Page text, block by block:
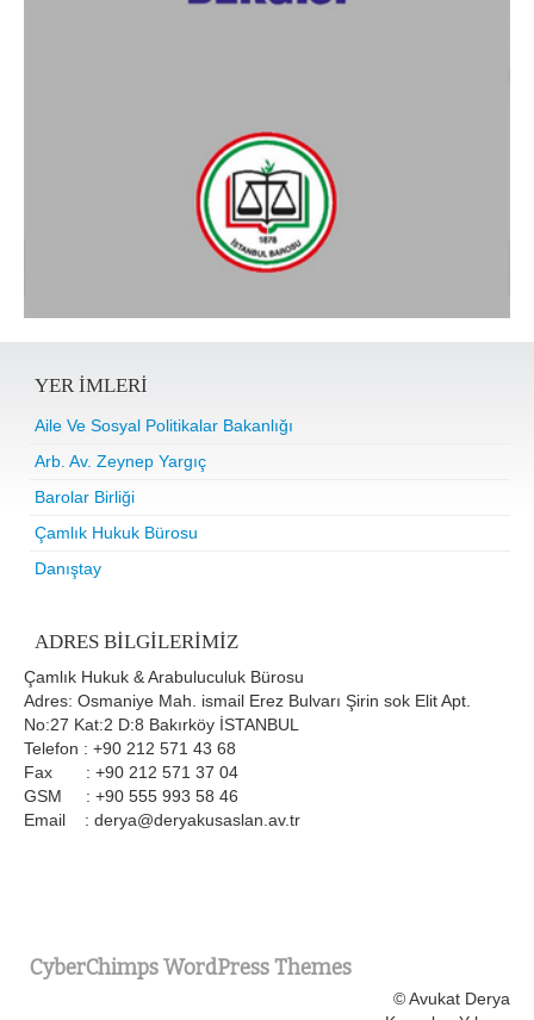
YER IMLERI
Aile Ve Sosyal Politikalar Bakanlığı
Arb. Av. Zeynep Yargıç
Barolar Birliği
Çamlık Hukuk Bürosu
Danıştay
ADRES BILGILERIMIZ
Çamlık Hukuk & Arabuluculuk Bürosu
Adres: Osmaniye Mah. ismail Erez Bulvarı Şirin sok Elit Apt.
No:27 Kat:2 D:8 Bakırköy İSTANBUL
Telefon : +90 212 571 43 68
Fax : +90 212 571 37 04
GSM : +90 555 993 58 46
Email : derya@deryakusaslan.av.tr
CyberChimps WordPress Themes
© Avukat Derya